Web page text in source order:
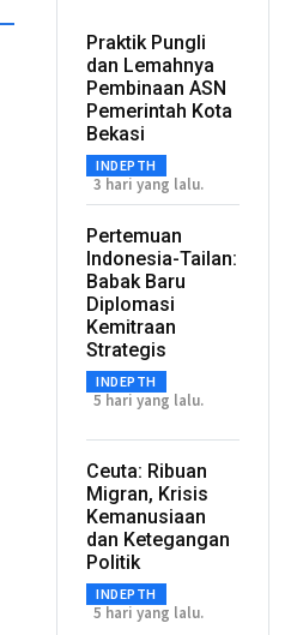
Praktik Pungli
dan Lemahnya
Pembinaan ASN
Pemerintah Kota
Bekasi
INDEPTH
3 hari yang lalu.
Pertemuan
Indonesia-Tailan:
Babak Baru
Diplomasi
Kemitraan
Strategis
INDEPTH
5 hari yang lalu.
Ceuta: Ribuan
Migran, Krisis
Kemanusiaan
dan Ketegangan
Politik
INDEPTH
5 hari yang lalu.